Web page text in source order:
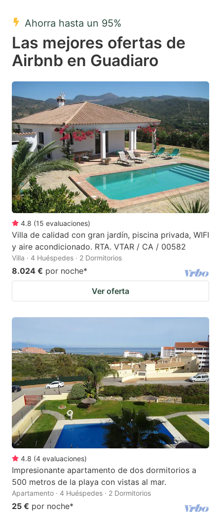
key
to
get
keyboard
shortcuts
for
changing
dates.
to
get
the
keyboard
shortcuts
for
changing
dates.
Ahorra hasta un 95%
Las mejores ofertas de
Airbnb en Guadiaro
4.8 (15 evaluaciones)
Villa de calidad con gran jardín, piscina privada, WIFI
y aire acondicionado. RTA. VTAR / CA / 00582
Villa · 4 Huéspedes · 2 Dormitorios
8.024 € por noche*
Ver oferta
4.8 (4 evaluaciones)
Impresionante apartamento de dos dormitorios a
500 metros de la playa con vistas al mar.
Apartamento · 4 Huéspedes · 2 Dormitorios
25 € por noche*